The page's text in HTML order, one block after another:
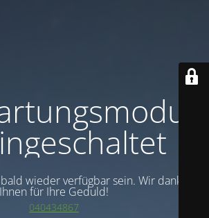
wieder verfügbar sein. Wir danken
Ihnen für Ihre Geduld!
040434867